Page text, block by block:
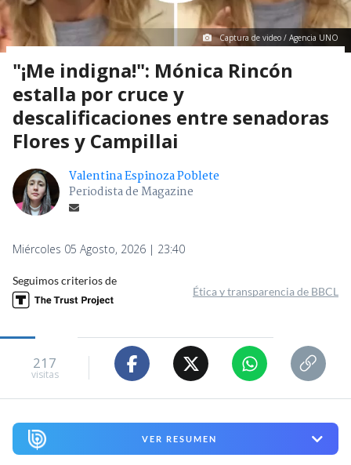
Captura de video / Agencia UNO
"¡Me indigna!": Mónica Rincón
estalla por cruce y
descalificaciones entre senadoras
Flores y Campillai
Valentina Espinoza Poblete
Periodista de Magazine
Miércoles 05 Agosto, 2026 | 23:40
Seguimos criterios de
Ética y transparencia de BBCL
217
visitas
VER RESUMEN